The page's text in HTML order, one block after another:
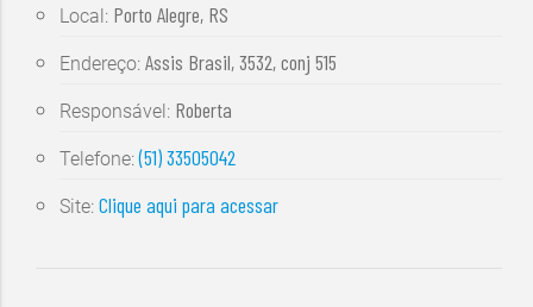
Local: Porto Alegre, RS
Endereço:Assis Brasil, 3532, conj 515
Responsável: Roberta
Telefone:(51) 33505042
Site:Clique aqui para acessar